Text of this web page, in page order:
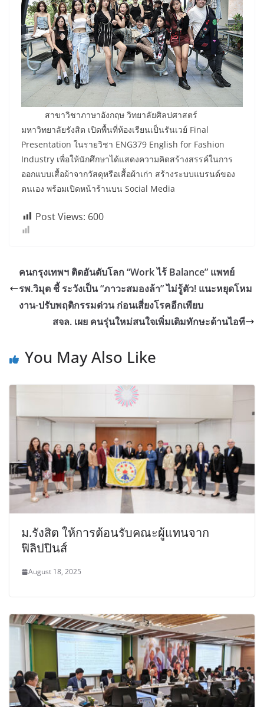
สาขาวิชาภาษาอังกฤษ วิทยาลัยศิลปศาสตร์
มหาวิทยาลัยรังสิต เปิดพื้นที่ห้องเรียนเป็นรันเวย์ Final
Presentation ในรายวิชา ENG379 English for Fashion
Industry เพื่อให้นักศึกษาได้แสดงความคิดสร้างสรรค์ในการ
ออกแบบเสื้อผ้าจากวัสดุหรือเสื้อผ้าเก่า สร้างระบบแบรนด์ของ
ตนเอง พร้อมเปิดหน้าร้านบน Social Media
Post Views: 600
คนกรุงเทพฯ ติดอันดับโลก “Work ไร้ Balance” แพทย์
รพ.วิมุต ชี้ ระวังเป็น “ภาวะสมองล้า” ไม่รู้ตัว! แนะหยุดโหม
งาน-ปรับพฤติกรรมด่วน ก่อนเสี่ยงโรคอีกเพียบ
สจล. เผย คนรุ่นใหม่สนใจเพิ่มเติมทักษะด้านไอที
You May Also Like
ม.รังสิต ให้การต้อนรับคณะผู้แทนจาก
ฟิลิปปินส์
August 18, 2025